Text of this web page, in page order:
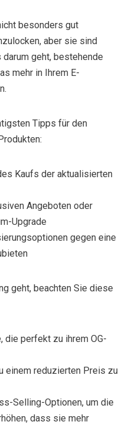
besonders gut
aber sie sind
geht, bestehende
mehr in Ihrem E-
Tipps für den
Kaufs der aktualisierten
Angeboten oder
Upgrade
gegen eine
geht, beachten Sie diese
die perfekt zu ihrem OG-
einem reduzierten Preis zu
Selling-Optionen, um die
dass sie mehr